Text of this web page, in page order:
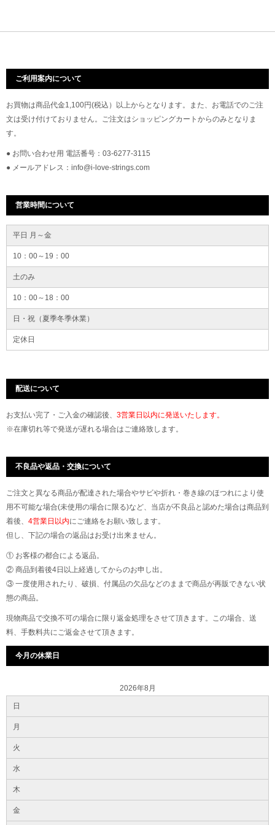
ご利用案内について
お買物は商品代金1,100円(税込）以上からとなります。また、お電話でのご注
文は受け付けておりません。ご注文はショッピングカートからのみとなりま
す。
● お問い合わせ用 電話番号：03-6277-3115
● メールアドレス：info@i-love-strings.com
営業時間について
平日 月～金
10：00～19：00
土のみ
10：00～18：00
日・祝（夏季冬季休業）
定休日
配送について
お支払い完了・ご入金の確認後、 3営業日以内に発送いたします。
※在庫切れ等で発送が遅れる場合はご連絡致します。
不良品や返品・交換について
ご注文と異なる商品が配達された場合やサビや折れ・巻き線のほつれにより使
用不可能な場合(未使用の場合に限る)など、当店が不良品と認めた場合は商品到
着後、 4営業日以内にご連絡をお願い致します。
但し、下記の場合の返品はお受け出来ません。
① お客様の都合による返品。
② 商品到着後4日以上経過してからのお申し出。
③ 一度使用されたり、破損、付属品の欠品などのままで商品が再販できない状
態の商品。
現物商品で交換不可の場合に限り返金処理をさせて頂きます。この場合、送
料、手数料共にご返金させて頂きます。
今月の休業日
2026年8月
日
月
火
水
木
金